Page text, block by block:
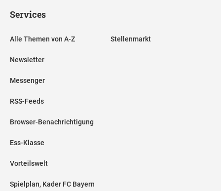
Services
Alle Themen von A-Z
Newsletter
Messenger
RSS-Feeds
Browser-Benachrichtigung
Ess-Klasse
Vorteilswelt
Spielplan, Kader FC Bayern
Stellenmarkt